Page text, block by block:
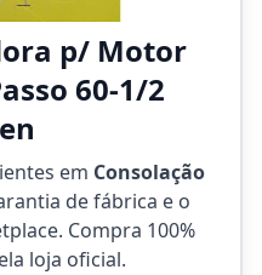
p/ Motor
60-1/2
em Consolação
de fábrica e o
Compra 100%
loja oficial.